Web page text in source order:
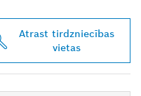
Atrast tirdzniecības
vietas